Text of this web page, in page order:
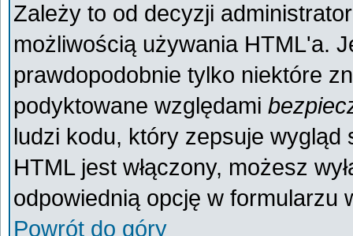
Zależy to od decyzji
możliwością używania HTML'a.
prawdopodobnie tylko niektóre
podyktowane względami
ludzi kodu, który zepsuje wygląd
HTML jest włączony, możesz
odpowiednią opcję w formularzu
Powrót do góry